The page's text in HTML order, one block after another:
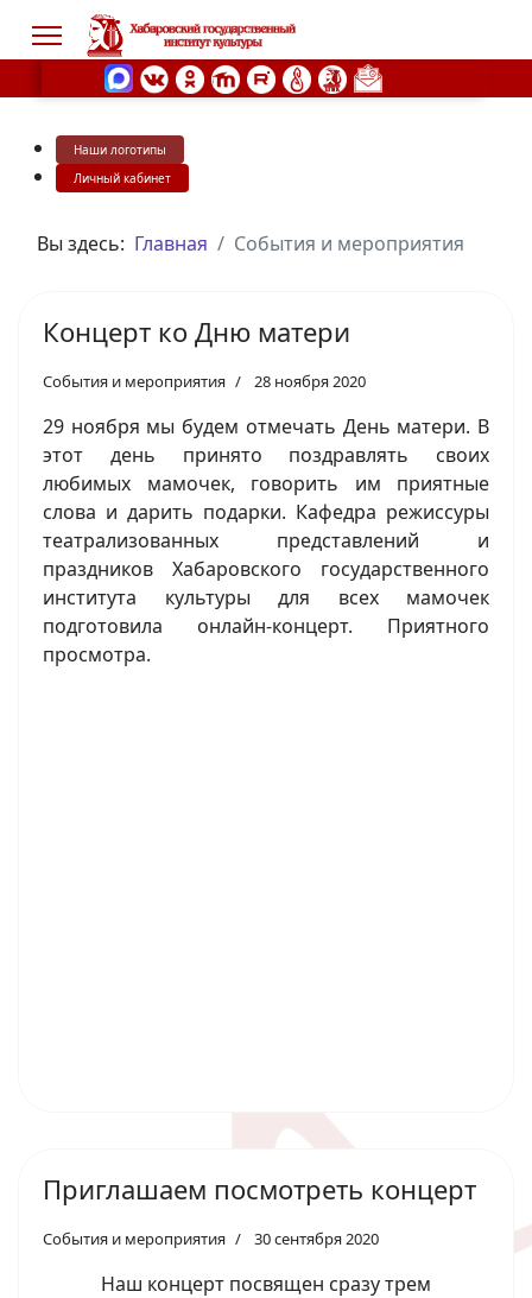
Наши логотипы
Личный кабинет
Вы здесь: Главная События и мероприятия
Концерт ко Дню матери
События и мероприятия 28 ноября 2020
29 ноября мы будем отмечать День матери. В
этот день принято поздравлять своих
любимых мамочек, говорить им приятные
слова и дарить подарки. Кафедра режиссуры
театрализованных представлений и
праздников Хабаровского государственного
института культуры для всех мамочек
подготовила онлайн-концерт. Приятного
просмотра.
Приглашаем посмотреть концерт
События и мероприятия 30 сентября 2020
Наш концерт посвящен сразу трем